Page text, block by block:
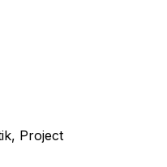
Project